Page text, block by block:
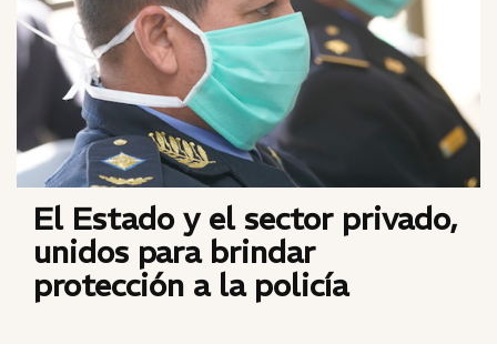
El Estado y el sector privado,
unidos para brindar
protección a la policía